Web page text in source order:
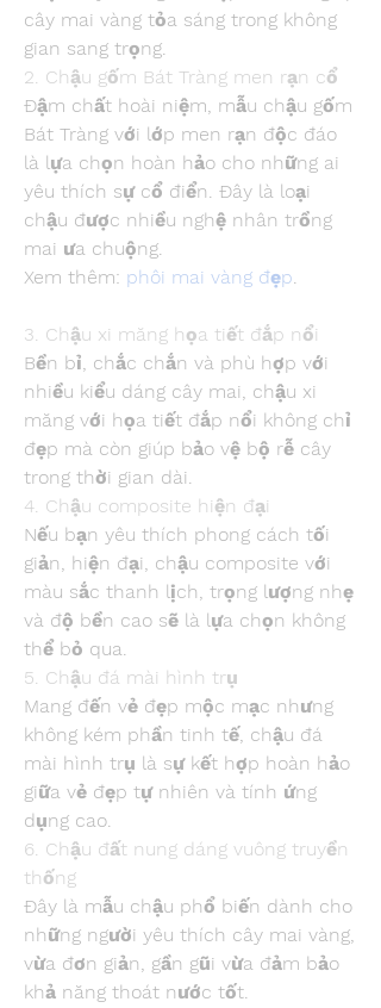
cây mai vàng tỏa sáng trong không
gian sang trọng.
2. Chậu gốm Bát Tràng men rạn cổ
Đậm chất hoài niệm, mẫu chậu gốm
Bát Tràng với lớp men rạn độc đáo
là lựa chọn hoàn hảo cho những ai
yêu thích sự cổ điển. Đây là loại
chậu được nhiều nghệ nhân trồng
mai ưa chuộng.
Xem thêm: phôi mai vàng đẹp.
3. Chậu xi măng họa tiết đắp nổi
Bền bỉ, chắc chắn và phù hợp với
nhiều kiểu dáng cây mai, chậu xi
măng với họa tiết đắp nổi không chỉ
đẹp mà còn giúp bảo vệ bộ rễ cây
trong thời gian dài.
4. Chậu composite hiện đại
Nếu bạn yêu thích phong cách tối
giản, hiện đại, chậu composite với
màu sắc thanh lịch, trọng lượng nhẹ
và độ bền cao sẽ là lựa chọn không
thể bỏ qua.
5. Chậu đá mài hình trụ
Mang đến vẻ đẹp mộc mạc nhưng
không kém phần tinh tế, chậu đá
mài hình trụ là sự kết hợp hoàn hảo
giữa vẻ đẹp tự nhiên và tính ứng
dụng cao.
6. Chậu đất nung dáng vuông truyền
thống
Đây là mẫu chậu phổ biến dành cho
những người yêu thích cây mai vàng,
vừa đơn giản, gần gũi vừa đảm bảo
khả năng thoát nước tốt.